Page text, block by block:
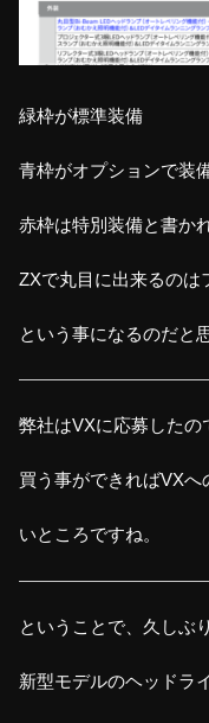
緑枠が標準装備
青枠がオプションで装
赤枠は特別装備と書か
ZXで丸目に出来るのは
という事になるのだと
弊社はVXに応募したの
買う事ができればVX
いところですね。
ということで、久しぶ
新型モデルのヘッドラ